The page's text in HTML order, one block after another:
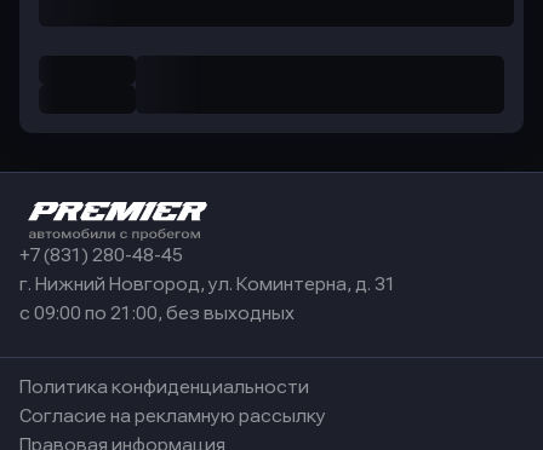
+7 (831) 280-48-45
г. Нижний Новгород, ул. Коминтерна, д. 31
с 09:00 по 21:00, без выходных
Политика конфиденциальности
Согласие на рекламную рассылку
Правовая информация